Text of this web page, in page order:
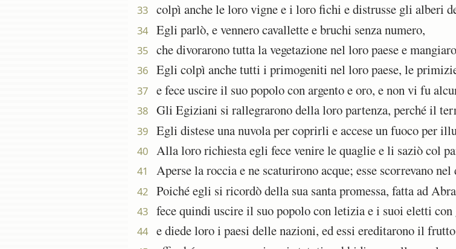
33 colpì anche le loro vigne e i loro fichi e distrusse gli alberi
34 Egli parlò, e vennero cavallette e bruchi senza numero,
35 che divorarono tutta la vegetazione nel loro paese e
36 Egli colpì anche tutti i primogeniti nel loro paese, le
37 e fece uscire il suo popolo con argento e oro, e non vi fu
38 Gli Egiziani si rallegrarono della loro partenza, perché il
39 Egli distese una nuvola per coprirli e accese un fuoco per
40 Alla loro richiesta egli fece venire le quaglie e li saziò col
41 Aperse la roccia e ne scaturirono acque; esse scorrevano
42 Poiché egli si ricordò della sua santa promessa, fatta ad
43 fece quindi uscire il suo popolo con letizia e i suoi eletti
44 e diede loro i paesi delle nazioni, ed essi ereditarono il